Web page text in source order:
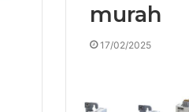
murah
17/02/2025